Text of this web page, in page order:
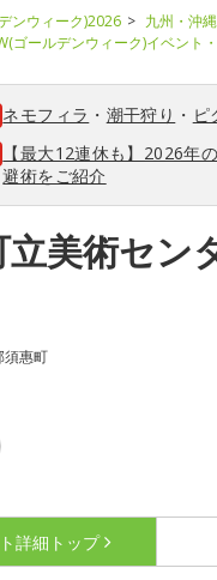
ンウィーク)2026
九州・沖
ゴールデンウィーク)イベント
ネモフィラ ・ 潮干狩り ・ ピ
【最大12連休も】2026年
避術をご紹介
立美術セン
須惠町
詳細 トップ